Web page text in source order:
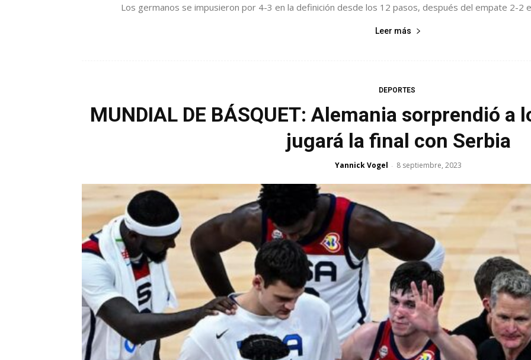
Los germanos se impusieron por 4-3 en la definición desde los 12 pasos, después del empate 2-2
Leer más
DEPORTES
MUNDIAL DE BÁSQUET: Alemania sorprendió a
jugará la final con Serbia
Yannick Vogel - 8 septiembre, 2023